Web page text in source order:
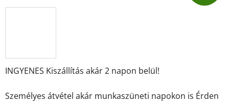
INGYENES Kiszállítás akár 2 napon belül!
Személyes átvétel akár munkaszüneti napokon is Érden